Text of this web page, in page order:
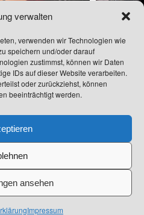
verwalten
verwenden wir Technologien wie
speichern und/oder darauf
zustimmst, können wir Daten
IDs auf dieser Website verarbeiten.
oder zurückziehst, können
beeinträchtigt werden.
ansehen
Impressum